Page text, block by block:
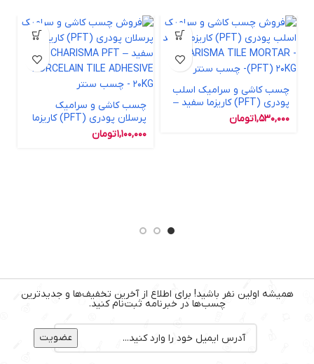
چسب کاشی و سرامیک اسلب
پودری (PFT) کاریزما سفید –
CHARISMA TILE MORTAR
(PFT) 20KG
1,530,000تومان
چسب کاشی و سرامیک
پرسلان پودری (PFT) کاریزما
سفید – CHARISMA PFT
PORCELAIN TILE ADHESIVE
1,100,000تومان
همیشه اولین نفر باشید! برای اطلاع از آخرین تخفیف‌ها و جدیدترین
چسب‌ها در خبرنامه ثبت‌نام کنید.